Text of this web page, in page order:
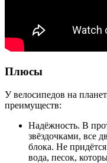
Плюсы
У велосипедов на
преимуществ:
Надёжность. В
звёздочками, все
блока. Не
вода, песок,